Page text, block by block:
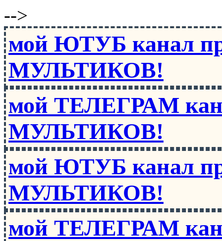
-->
мой ЮТУБ канал
МУЛЬТИКОВ!
мой ТЕЛЕГРАМ
МУЛЬТИКОВ!
мой ЮТУБ канал
МУЛЬТИКОВ!
мой ТЕЛЕГРАМ